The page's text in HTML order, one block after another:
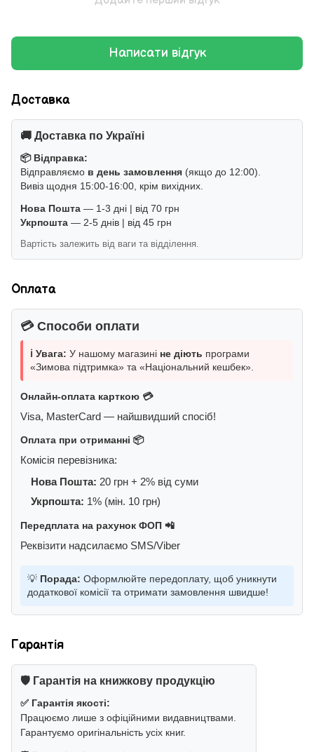
Написати відгук
Доставка
🚚 Доставка по Україні
📦 Відправка:
Відправляємо в день замовлення (якщо до 12:00).
Вивіз щодня 15:00-16:00, крім вихідних.
Нова Пошта — 1-3 дні | від 70 грн
Укрпошта — 2-5 днів | від 45 грн
Вартість залежить від ваги та відділення.
Оплата
💳 Способи оплати
ℹ️ Увага: У нашому магазині не діють програми
«Зимова підтримка» та «Національний кешбек».
Онлайн-оплата карткою 💳
Visa, MasterCard — найшвидший спосіб!
Оплата при отриманні 📦
Комісія перевізника:
Нова Пошта: 20 грн + 2% від суми
Укрпошта: 1% (мін. 10 грн)
Передплата на рахунок ФОП 📲
Реквізити надсилаємо SMS/Viber
💡 Порада: Оформлюйте передоплату, щоб уникнути
додаткової комісії та отримати замовлення швидше!
Гарантія
🛡️ Гарантія на книжкову продукцію
✅ Гарантія якості:
Працюємо лише з офіційними видавництвами.
Гарантуємо оригінальність усіх книг.